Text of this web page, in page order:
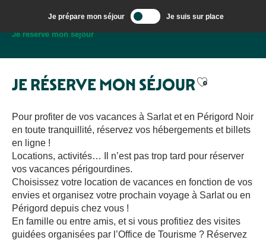
contenu
Je prépare mon séjour Je suis sur place
Bienvenue à Sarlat, Capitale du Périgord Noir
Je réserve mon séjour
JE RÉSERVE MON SÉJOURAjouter aux
Pour profiter de vos vacances à Sarlat et en Périgord Noir
en toute tranquillité, réservez vos hébergements et billets
en ligne !
Locations, activités… Il n’est pas trop tard pour réserver
vos vacances périgourdines.
Choisissez votre location de vacances en fonction de vos
envies et organisez votre prochain voyage à Sarlat ou en
Périgord depuis chez vous !
En famille ou entre amis, et si vous profitiez des visites
guidées organisées par l’Office de Tourisme ? Réservez